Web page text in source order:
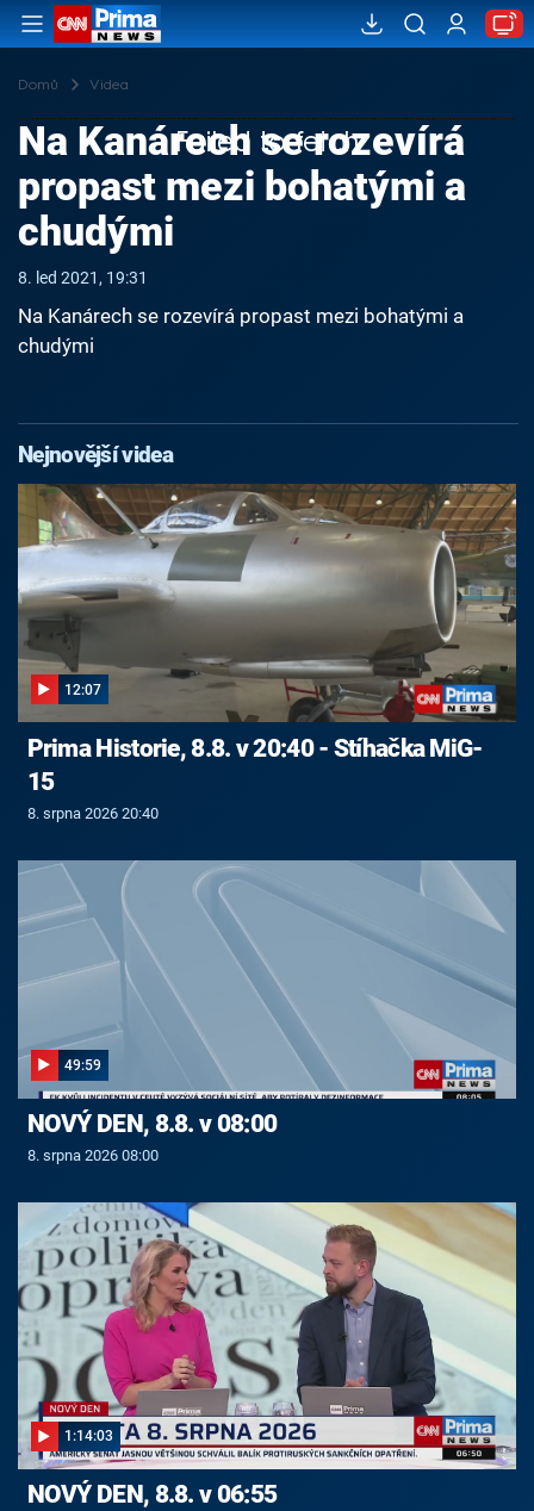
Domů Videa
Failed to fetch
Na Kanárech se rozevírá
propast mezi bohatými a
chudými
8. led 2021, 19:31
Na Kanárech se rozevírá propast mezi bohatými a
chudými
Nejnovější videa
12:07
Prima Historie, 8.8. v 20:40 - Stíhačka MiG-
15
8. srpna 2026 20:40
49:59
NOVÝ DEN, 8.8. v 08:00
8. srpna 2026 08:00
1:14:03
NOVÝ DEN, 8.8. v 06:55